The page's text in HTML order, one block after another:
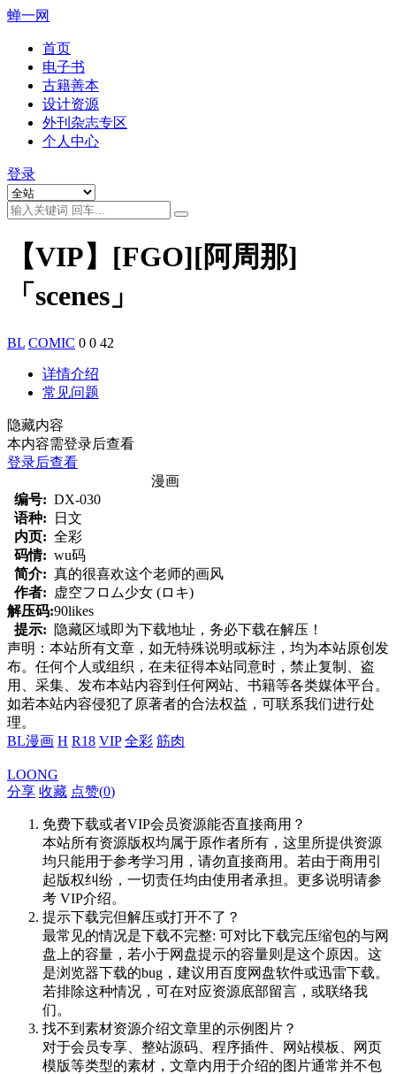
蝉一网
首页
电子书
古籍善本
设计资源
外刊杂志专区
个人中心
登录
【VIP】[FGO][阿周那]
「scenes」
BL COMIC 0 0 42
详情介绍
常见问题
隐藏内容
本内容需登录后查看
登录后查看
漫画
编号: DX-030
语种:
日文
内页: 全彩
码情: wu码
简介: 真的很喜欢这个老师的画风
作者:
虚空フロム少女 (ロキ)
解压码:90likes
提示:
隐藏区域即为下载地址，务必下载在解压！
声明：本站所有文章，如无特殊说明或标注，均为本站原创发
布。任何个人或组织，在未征得本站同意时，禁止复制、盗
用、采集、发布本站内容到任何网站、书籍等各类媒体平台。
如若本站内容侵犯了原著者的合法权益，可联系我们进行处
理。
BL漫画 H R18 VIP 全彩 筋肉
LOONG
分享 收藏 点赞(0)
免费下载或者VIP会员资源能否直接商用？
本站所有资源版权均属于原作者所有，这里所提供资源
均只能用于参考学习用，请勿直接商用。若由于商用引
起版权纠纷，一切责任均由使用者承担。更多说明请参
考 VIP介绍。
提示下载完但解压或打开不了？
最常见的情况是下载不完整: 可对比下载完压缩包的与网
盘上的容量，若小于网盘提示的容量则是这个原因。这
是浏览器下载的bug，建议用百度网盘软件或迅雷下载。
若排除这种情况，可在对应资源底部留言，或联络我
们。
找不到素材资源介绍文章里的示例图片？
对于会员专享、整站源码、程序插件、网站模板、网页
模版等类型的素材，文章内用于介绍的图片通常并不包